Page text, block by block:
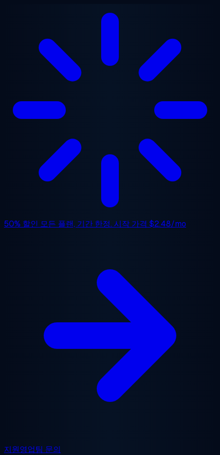
50% 할인 모든 플랜, 기간 한정. 시작 가격 $2.48/mo
지원영업팀 문의